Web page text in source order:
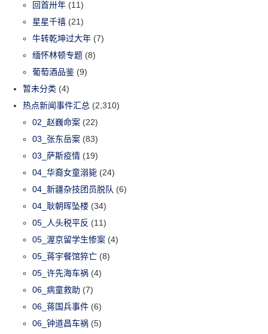
回首卅年 (11)
星星千禧 (21)
牛转乾坤过大年 (7)
缅怀林顿专题 (8)
葡萄酒品鉴 (9)
暂未分类 (4)
热点新闻事件汇总 (2,310)
02_赵巍命案 (22)
03_张东岳案 (83)
03_萨斯疫情 (19)
04_华裔女童溺毙 (24)
04_新疆杂技团员脱队 (6)
04_耿朝晖坠楼 (34)
05_人头税平反 (11)
05_渥京留学生惨案 (4)
05_蒋宇餐馆猝亡 (8)
05_许先海车祸 (4)
06_病童救助 (7)
06_蒋国兵事件 (6)
06_钟道昌车祸 (5)